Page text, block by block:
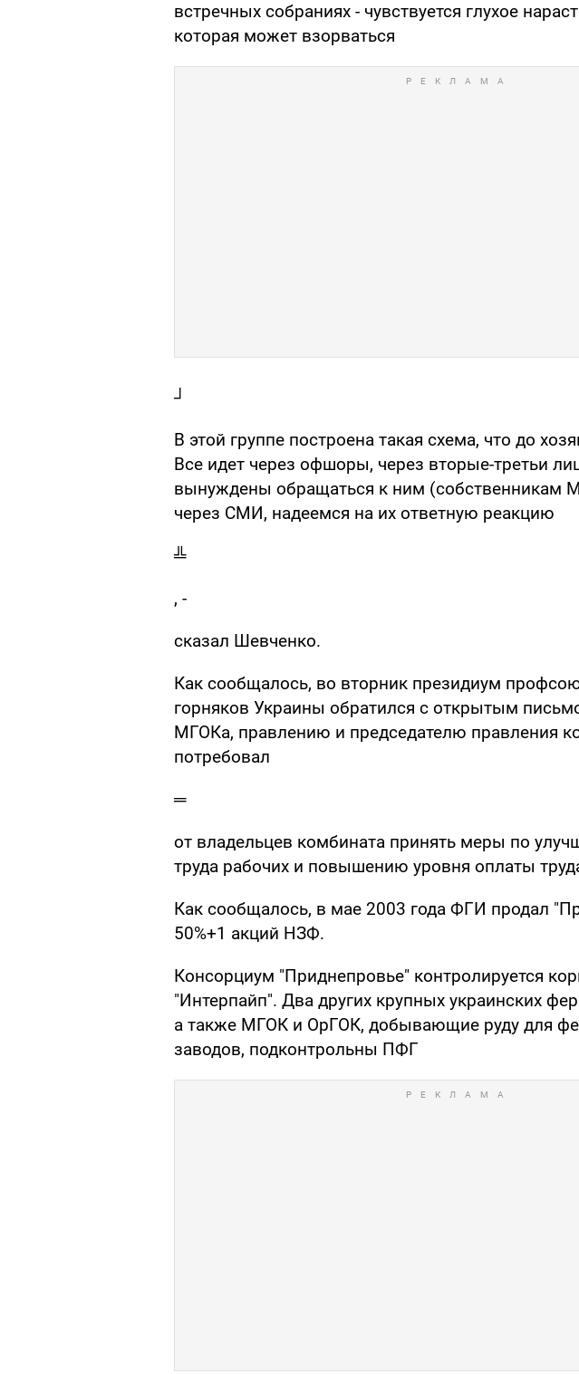
встречных собраниях - чувствуется глухое
которая может взорваться
┘
В этой группе построена такая схема, что до
Все идет через офшоры, через вторые-третьи
вынуждены обращаться к ним (собственникам
через СМИ, надеемся на их ответную реакцию
╩
, -
сказал Шевченко.
Как сообщалось, во вторник президиум
горняков Украины обратился с открытым
МГОКа, правлению и председателю правления
потребовал
═
от владельцев комбината принять меры по
труда рабочих и повышению уровня оплаты
Как сообщалось, в мае 2003 года ФГИ продал
50%+1 акций НЗФ.
Консорциум "Приднепровье" контролируется
"Интерпайп". Два других крупных украинских
а также МГОК и ОрГОК, добывающие руду для
заводов, подконтрольны ПФГ